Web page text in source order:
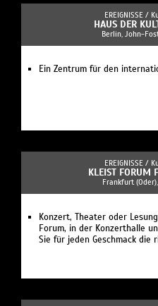
EREIGNISSE /
HAUS DER
Berlin, John-
Ein Zentrum für den
EREIGNISSE /
KLEIST FORUM
Frankfurt
Konzert, Theater oder
Forum, in der Konzerthalle
Sie für jeden Geschmack die